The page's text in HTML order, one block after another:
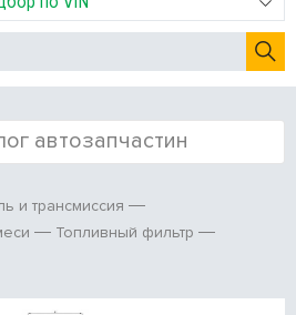
автозапчастин
и трансмиссия
Топливный фильтр